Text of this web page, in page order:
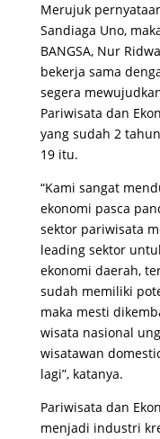
Merujuk
Sandiaga Uno,
BANGSA, Nur
bekerja sama
segera
Pariwisata dan
yang sudah 2
19 itu.
“Kami sangat
ekonomi pasca
sektor pariwisata
leading sektor
ekonomi daerah,
sudah memiliki
maka mesti
wisata nasional
wisatawan
lagi”, katanya.
Pariwisata dan
menjadi industri